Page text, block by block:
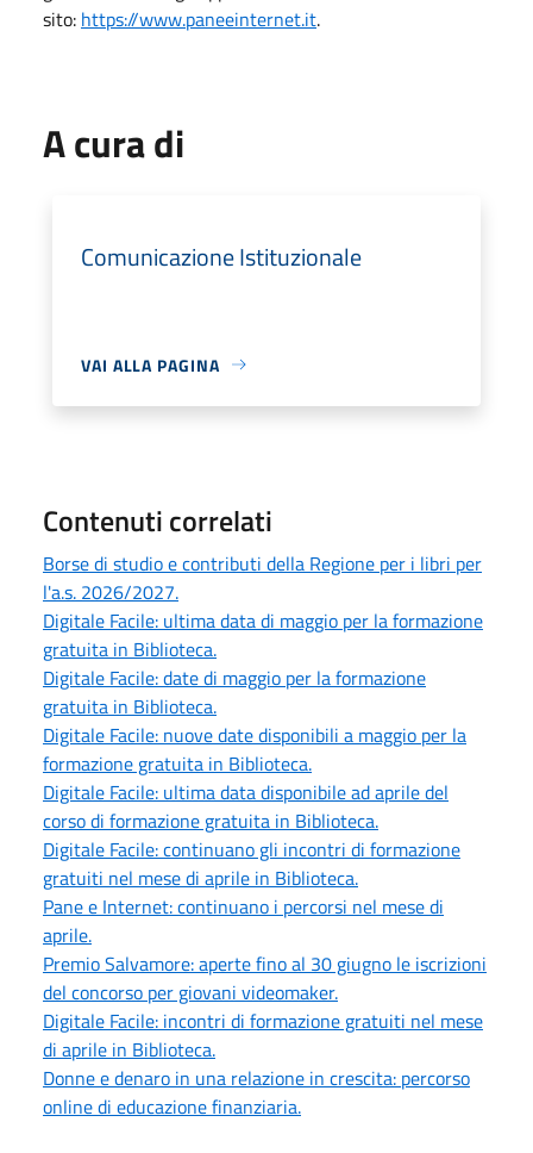
sito: https://www.paneeinternet.it.
A cura di
Comunicazione Istituzionale
VAI ALLA PAGINA
Contenuti correlati
Borse di studio e contributi della Regione per i libri per
l'a.s. 2026/2027.
Digitale Facile: ultima data di maggio per la formazione
gratuita in Biblioteca.
Digitale Facile: date di maggio per la formazione
gratuita in Biblioteca.
Digitale Facile: nuove date disponibili a maggio per la
formazione gratuita in Biblioteca.
Digitale Facile: ultima data disponibile ad aprile del
corso di formazione gratuita in Biblioteca.
Digitale Facile: continuano gli incontri di formazione
gratuiti nel mese di aprile in Biblioteca.
Pane e Internet: continuano i percorsi nel mese di
aprile.
Premio Salvamore: aperte fino al 30 giugno le iscrizioni
del concorso per giovani videomaker.
Digitale Facile: incontri di formazione gratuiti nel mese
di aprile in Biblioteca.
Donne e denaro in una relazione in crescita: percorso
online di educazione finanziaria.